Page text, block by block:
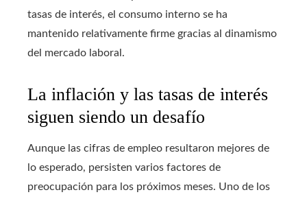
tasas de interés, el consumo interno se ha
mantenido relativamente firme gracias al dinamismo
del mercado laboral.
La inflación y las tasas de interés
siguen siendo un desafío
Aunque las cifras de empleo resultaron mejores de
lo esperado, persisten varios factores de
preocupación para los próximos meses. Uno de los